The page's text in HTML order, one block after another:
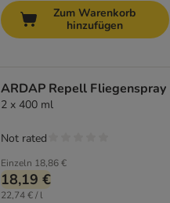
Zum Warenkorb
hinzufügen
ARDAP Repell Fliegenspray
2 x 400 ml
Einzeln 18,86 €
18,19 €
22,74 € / l
Not rated